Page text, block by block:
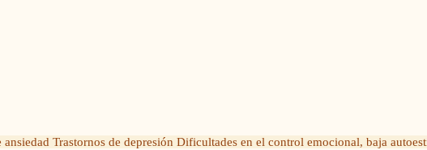
Trastornos de depresión Dificultades en el control emocional, baja